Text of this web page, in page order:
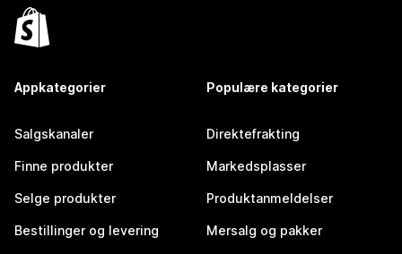
Appkategorier
Salgskanaler
Finne produkter
Selge produkter
Bestillinger og levering
Populære kategorier
Direktefrakting
Markedsplasser
Produktanmeldelser
Mersalg og pakker